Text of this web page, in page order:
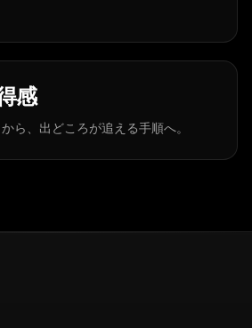
感
ら、出どころが追える手順へ。